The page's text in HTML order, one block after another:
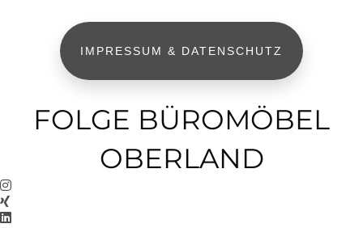
IMPRESSUM & DATENSCHUTZ
FOLGE BÜROMÖBEL
OBERLAND